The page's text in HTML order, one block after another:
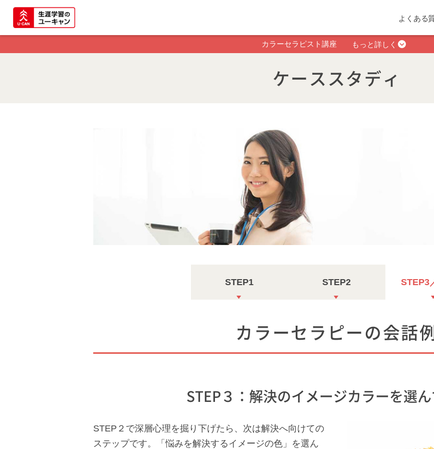
よくある
カラーセラピスト講座 もっと詳しく
ケーススタディ
STEP1 STEP2 STEP3
カラーセラピーの会話
STEP３：解決のイメージカラーを選
STEP２で深層心理を掘り下げたら、次は解決へ向けての
ステップです。「悩みを解決するイメージの色」を選ん